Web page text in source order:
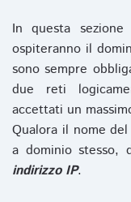
In questa
ospiteranno il
sono sempre
due reti
accettati un
Qualora il nome del
a dominio stesso,
indirizzo IP.